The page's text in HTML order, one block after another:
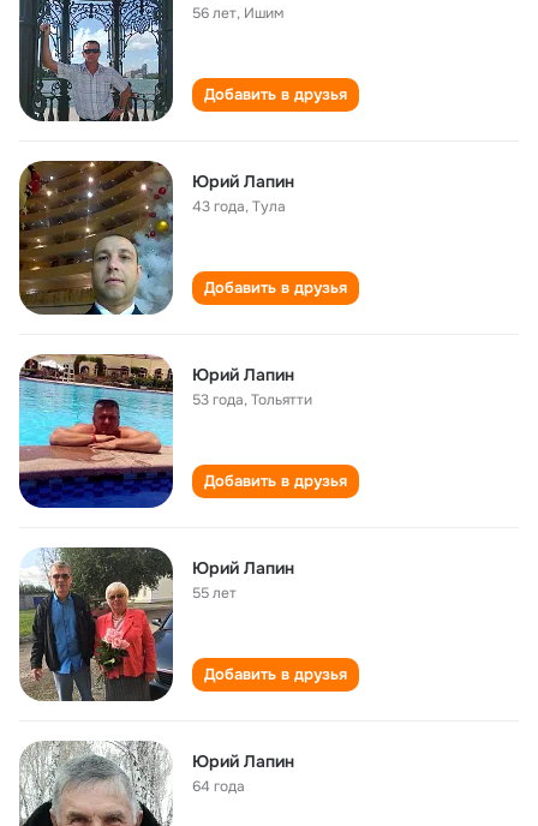
56 лет, Ишим
Добавить в друзья
Юрий Лапин
43 года,Тула
Добавить в друзья
Юрий Лапин
53 года,Тольятти
Добавить в друзья
Юрий Лапин
55 лет
Добавить в друзья
Юрий Лапин
64 года